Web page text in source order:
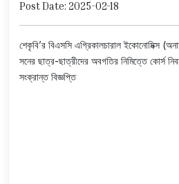
Post Date: 2025-02-18
শেকৃবি’র বিএসসি এগ্রিকালচারাল ইকোনোমিক্স
সনের ছাত্র-ছাত্রীদের অবগতির নিমিত্তে
সংক্রান্ত বিজ্ঞপ্তি